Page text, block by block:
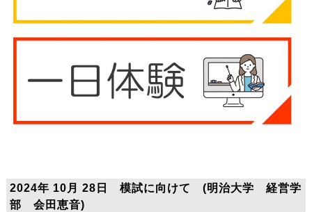
2024年 10月 28日 模試に向けて (明治大学 経営学
部 会田恵音)